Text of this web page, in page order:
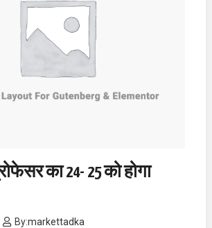
का 24- 25 को होगा
By:markettadka